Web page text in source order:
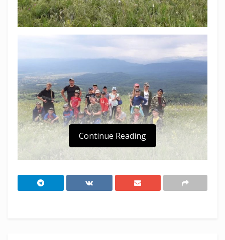
Под таким названием в поселке Псебай
Continue Reading